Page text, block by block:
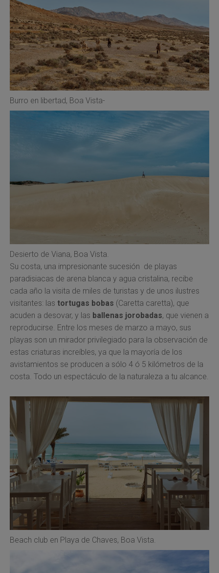
Burro en libertad, Boa Vista-
Desierto de Viana, Boa Vista.
Su costa, una impresionante sucesión de playas
paradisiacas de arena blanca y agua cristalina, recibe
cada año la visita de miles de turistas y de unos ilustres
visitantes: las tortugas bobas (Caretta caretta), que
acuden a desovar, y las ballenas jorobadas, que vienen a
reproducirse. Entre los meses de marzo a mayo, sus
playas son un mirador privilegiado para la observación de
estas criaturas increíbles, ya que la mayoría de los
avistamientos se producen a sólo 4 ó 5 kilómetros de la
costa. Todo un espectáculo de la naturaleza a tu alcance.
Beach club en Playa de Chaves, Boa Vista.